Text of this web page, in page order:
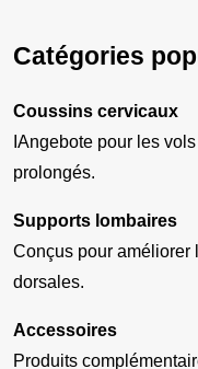
Catégories
Coussins cervicaux
IAngebote pour les
prolongés.
Supports lombaires
Conçus pour améliorer
dorsales.
Accessoires
Produits